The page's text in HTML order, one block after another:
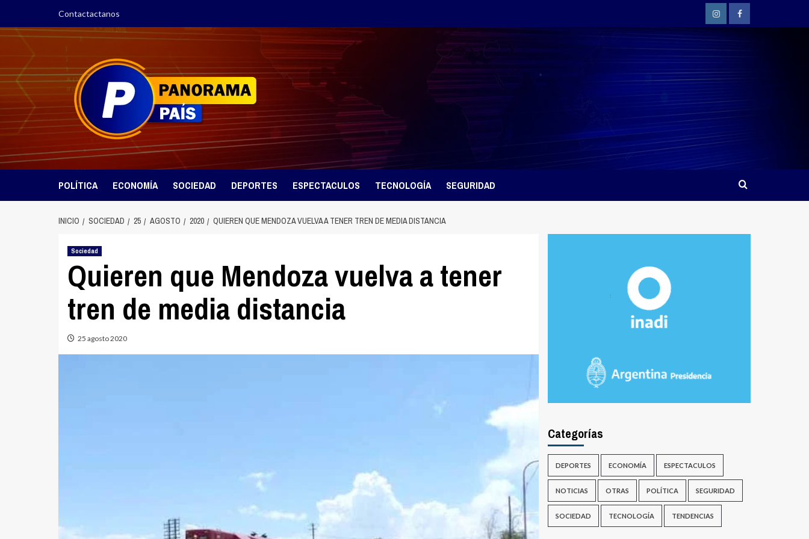
contenido
Contactactanos
InstagramFacebook
POLÍTICA ECONOMÍA SOCIEDAD DEPORTES ESPECTACULOS TECNOLOGÍA SEGURIDAD
INICIO SOCIEDAD 25 AGOSTO 2020 QUIEREN QUE MENDOZA VUELVA A TENER TREN DE MEDIA DISTANCIA
Sociedad
Quieren que Mendoza vuelva a tener
tren de media distancia
25 agosto 2020
Categorías
DEPORTES ECONOMÍA ESPECTACULOS
NOTICIAS OTRAS POLÍTICA SEGURIDAD
SOCIEDAD TECNOLOGÍA TENDENCIAS